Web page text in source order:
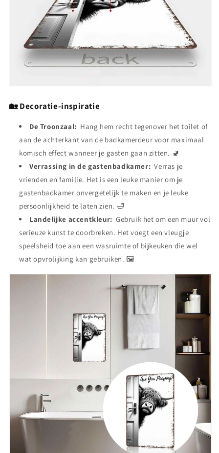
🏡 Decoratie-inspiratie
De Troonzaal: Hang hem recht tegenover het toilet of
aan de achterkant van de badkamerdeur voor maximaal
komisch effect wanneer je gasten gaan zitten. 🚽
Verrassing in de gastenbadkamer: Verras je
vrienden en familie. Het is een leuke manier om je
gastenbadkamer onvergetelijk te maken en je leuke
persoonlijkheid te laten zien. 🛁
Landelijke accentkleur: Gebruik het om een muur vol
serieuze kunst te doorbreken. Het voegt een vleugje
speelsheid toe aan een wasruimte of bijkeuken die wel
wat opvrolijking kan gebruiken. 🖼️